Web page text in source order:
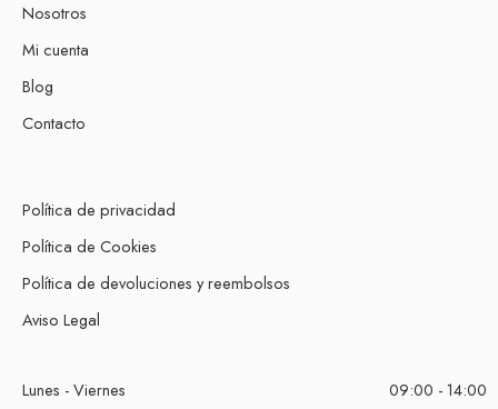
Nosotros
Mi cuenta
Blog
Contacto
Política de privacidad
Política de Cookies
Política de devoluciones y reembolsos
Aviso Legal
Lunes - Viernes
09:00 - 14:00